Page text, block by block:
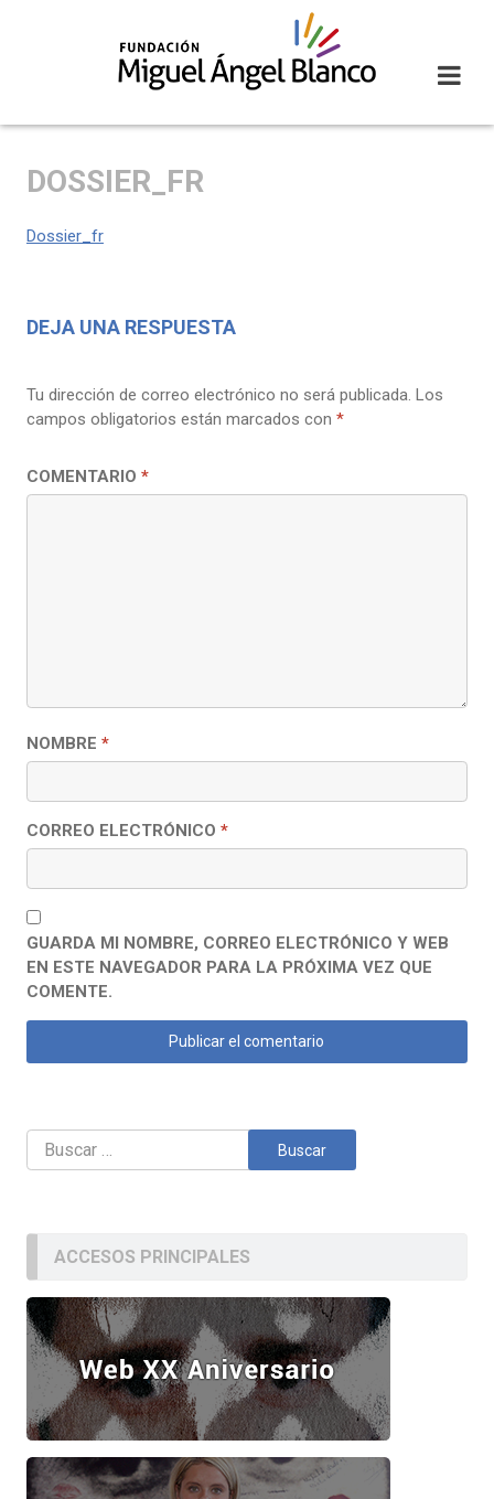
DOSSIER_FR
Dossier_fr
DEJA UNA RESPUESTA
Tu dirección de correo electrónico no será publicada. Los
campos obligatorios están marcados con *
COMENTARIO *
NOMBRE *
CORREO ELECTRÓNICO *
GUARDA MI NOMBRE, CORREO ELECTRÓNICO Y WEB
EN ESTE NAVEGADOR PARA LA PRÓXIMA VEZ QUE
COMENTE.
Buscar:
ACCESOS PRINCIPALES